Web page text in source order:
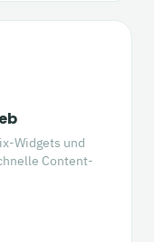
Widgets und
Content-